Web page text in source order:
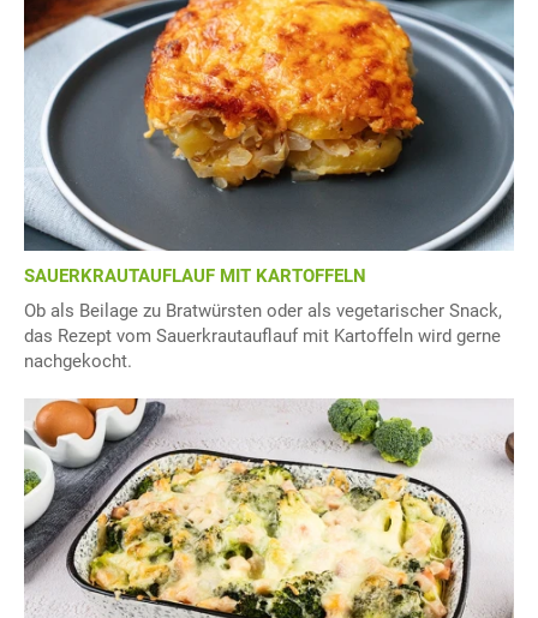
SAUERKRAUTAUFLAUF MIT KARTOFFELN
Ob als Beilage zu Bratwürsten oder als vegetarischer Snack,
das Rezept vom Sauerkrautauflauf mit Kartoffeln wird gerne
nachgekocht.